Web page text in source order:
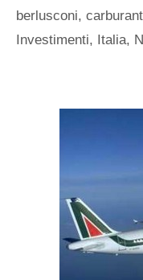
berlusconi,
Investimenti, Italia,